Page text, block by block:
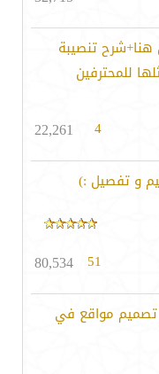
تنصيبة
4
22,261
و تفصيل :)
51
80,534
مواقع في